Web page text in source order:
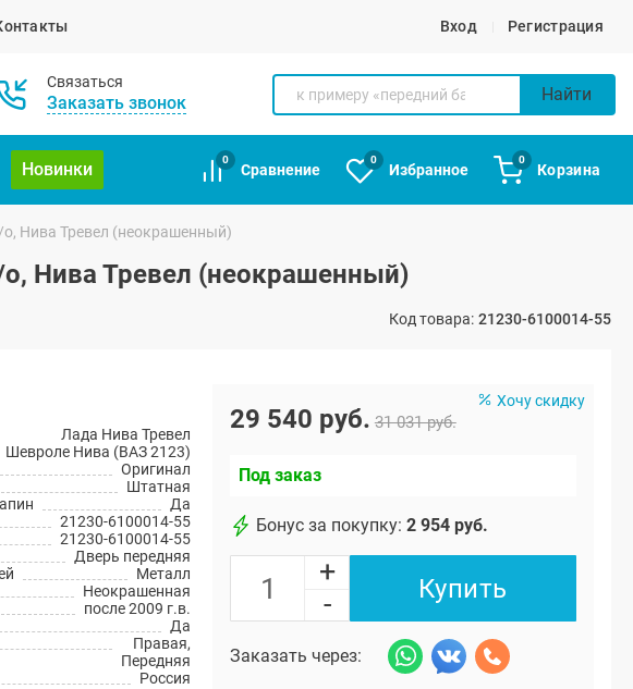
Вход Регистрация
Связаться
Заказать звонок Найти
Новинки
0
Сравнение
0
Избранное
0
Корзина
Нива Тревел (неокрашенный)
Нива Тревел (неокрашенный)
Код товара: 21230-6100014-55
Лада Нива Тревел
Шевроле Нива (ВАЗ 2123)
Оригинал
Штатная
Да
21230-6100014-55
21230-6100014-55
Дверь передняя
Металл
Неокрашенная
после 2009 г.в.
Да
Правая,
Передняя
Россия
Хочу скидку
29 540 руб. 31 031 руб.
Под заказ
Бонус за покупку: 2 954 руб.
+
-
Купить
Заказать через: